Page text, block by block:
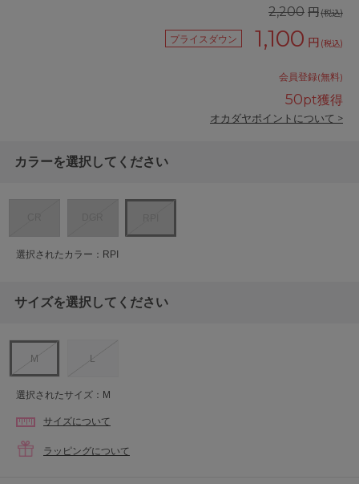
2,200 円(税込)
プライスダウン 1,100 円 (税込)
会員登録(無料)
50pt獲得
オカダヤポイントについて >
カラーを選択してください
選択されたカラー：RPI
サイズを選択してください
M L
選択されたサイズ：M
サイズについて
ラッピングについて